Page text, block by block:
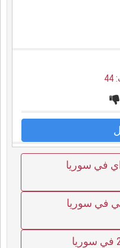
في سوريا
في سوريا